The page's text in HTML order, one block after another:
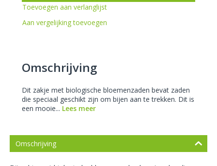
Toevoegen aan verlanglijst
Aan vergelijking toevoegen
Omschrijving
Dit zakje met biologische bloemenzaden bevat zaden
die speciaal geschikt zijn om bijen aan te trekken. Dit is
een mooie... Lees meer
Omschrijving